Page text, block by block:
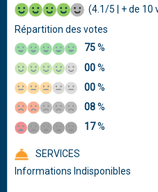
(4.1/5 | + de 10
Répartition des votes
75%
00%
00%
08%
17%
SERVICES
Informations Indisponibles